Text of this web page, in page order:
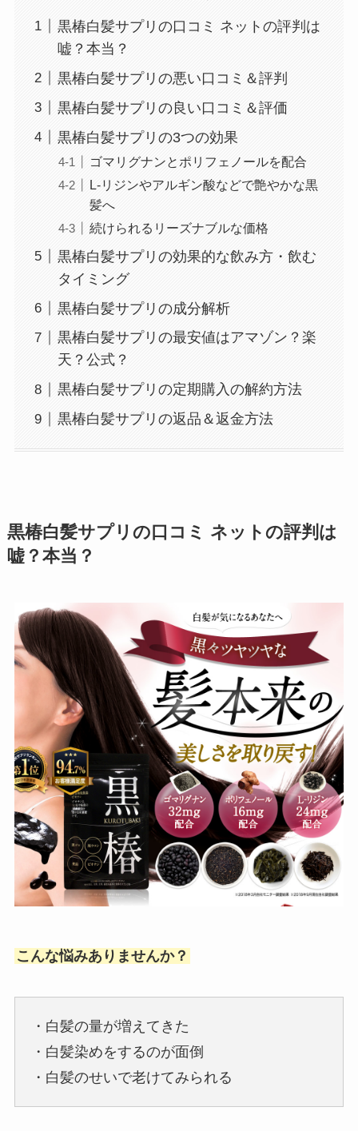
黒椿白髪サプリの口コミ ネットの評判は
嘘？本当？
黒椿白髪サプリの悪い口コミ＆評判
黒椿白髪サプリの良い口コミ＆評価
黒椿白髪サプリの3つの効果
ゴマリグナンとポリフェノールを配合
L-リジンやアルギン酸などで艶やかな黒
髪へ
続けられるリーズナブルな価格
黒椿白髪サプリの効果的な飲み方・飲む
タイミング
黒椿白髪サプリの成分解析
黒椿白髪サプリの最安値はアマゾン？楽
天？公式？
黒椿白髪サプリの定期購入の解約方法
黒椿白髪サプリの返品＆返金方法
黒椿白髪サプリの口コミ ネットの評判は
嘘？本当？
こんな悩みありませんか？
・白髪の量が増えてきた
・白髪染めをするのが面倒
・白髪のせいで老けてみられる